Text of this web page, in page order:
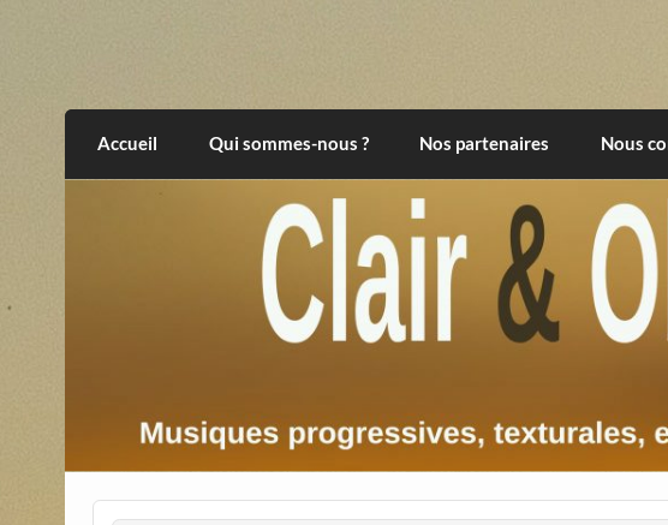
Clair et Obscur
Accueil Qui sommes-nous ? Nos partenaires Nous